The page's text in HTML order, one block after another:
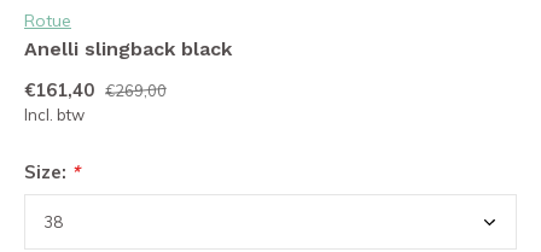
Rotue
Anelli slingback black
€161,40 €269,00
Incl. btw
Size: *